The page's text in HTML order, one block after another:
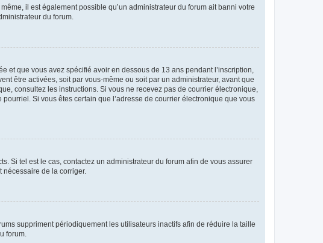
il est également possible qu’un administrateur du forum ait banni votre
du forum.
et que vous avez spécifié avoir en dessous de 13 ans pendant l’inscription,
être activées, soit par vous-même ou soit par un administrateur, avant que
consultez les instructions. Si vous ne recevez pas de courrier électronique,
Si vous êtes certain que l’adresse de courrier électronique que vous
Si tel est le cas, contactez un administrateur du forum afin de vous assurer
de la corriger.
suppriment périodiquement les utilisateurs inactifs afin de réduire la taille
forum.